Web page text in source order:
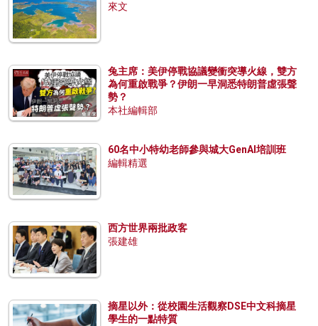
來文
兔主席：美伊停戰協議變衝突導火線，雙方
為何重啟戰爭？伊朗一早洞悉特朗普虛張聲
勢？
本社編輯部
60名中小特幼老師參與城大GenAI培訓班
編輯精選
西方世界兩批政客
張建雄
摘星以外：從校園生活觀察DSE中文科摘星
學生的一點特質